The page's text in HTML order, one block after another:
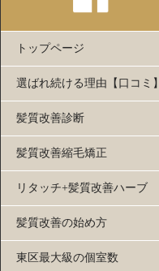
トップページ
選ばれ続ける理由【口コミ】
髪質改善診断
髪質改善縮毛矯正
リタッチ+髪質改善ハーブ
髪質改善の始め方
東区最大級の個室数